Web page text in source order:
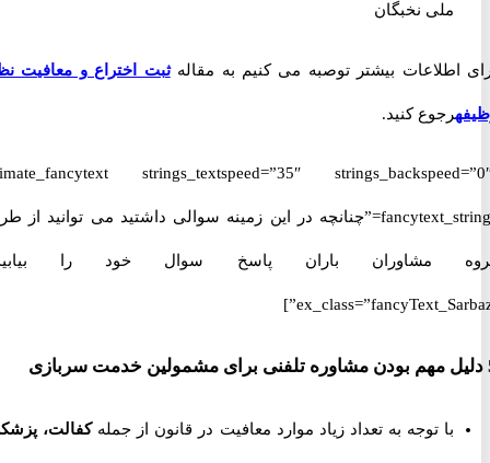
ملی نخبگان
بیشتر توصبه می کنیم به مقالهثبت اختراع و معافیت نظام
رجوع کنید.
[ultimate_fancytext strings_textspeed=”35″
fancytext_strings=”چنانچه در این زمینه سوالی داشتید می توانید از طریق
مشاوران باران پاسخ سوال خود را بیابید.”
با توجه به تعداد زیاد موارد معافیت در قانون از جملهکفالت، پزشکی،